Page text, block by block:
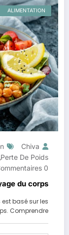
ALIMENTATION
Chiva
Perte De Poids
,
0 Commentaires
du corps
basé sur les
Comprendre…